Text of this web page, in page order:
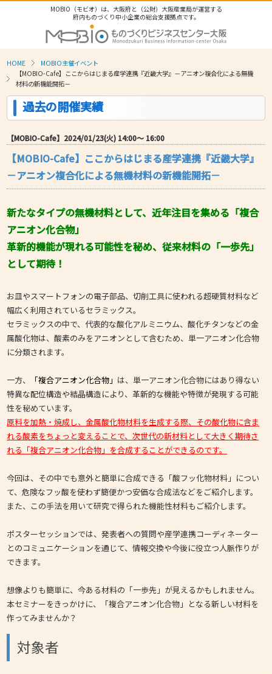
MOBIO（モビオ）は、大阪府と（公財）大阪産業局が運営する
府内ものづくり中小企業の総合支援拠点です。
HOME
MOBIO主催イベント
【MOBIO-Cafe】ここからはじまる産学連携『近畿大学』－アニオン複合化による無機
材料の新機能開拓－
過去の開催実績
【MOBIO-Cafe】2024/01/23(火) 14:00〜 16:00
【MOBIO-Cafe】ここからはじまる産学連携『近畿大学』
－アニオン複合化による無機材料の新機能開拓－
新たなタイプの無機材料として、近年注目を集める「複合
アニオン化合物」
革新的機能が現れる可能性を秘め、従来材料の「一歩先」
として期待！
お皿やスマートフォンの電子部品、切削工具に使われる超硬質材料など
幅広く利用されているセラミックス。
セラミックスの中で、代表的な酸化アルミニウム、酸化チタンなどの金
属酸化物は、酸素のみをアニオンとして含むため、単一アニオン化合物
に分類されます。
一方、 「複合アニオン化合物」 は、単一アニオン化合物にはあり得ない
特異な配位構造や結晶構造により、革新的な機能や特徴が発現する可能
性を秘めています。
原料を加熱・焼成し、金属酸化物材料を生成する際、その酸化物に含ま
れる酸素をちょっと変えることで、次世代の新材料として大きく期待さ
れる「複合アニオン化合物」を合成することができるのです。
今回は、その中でも意外と簡単に合成できる「酸フッ化物材料」につい
て、危険なフッ酸を使わず簡便かつ安価な合成法などをご紹介します。
また、この手法を用いて研究で得られた機能性材料もご紹介します。
ポスターセッションでは、発表者への質問や産学連携コーディネーター
とのコミュニケーションを通じて、情報交換や今後に役立つ人脈作りが
できます。
想像よりも簡単に、今ある材料の「一歩先」が見えるかもしれません。
本セミナーをきっかけに、「複合アニオン化合物」となる新しい材料を
作ってみませんか？
対象者